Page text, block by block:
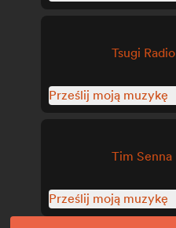
Tsugi Radio
Prześlij moją muzykę
Tim Senna
Prześlij moją muzykę